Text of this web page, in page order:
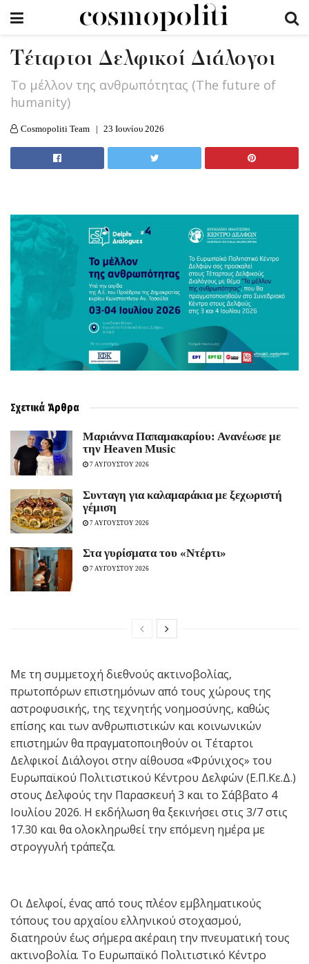
Tέταρτοι Δελφικοί Διάλογοι
Το μέλλον της ανθρωπότητας (The future of
humanity)
Cosmopoliti Team 23 Ιουνίου 2026
Σχετικά Άρθρα
Μαριάννα Παπαμακαρίου: Ανανέωσε με
την Heaven Music
7 ΑΥΓΟΥΣΤΟΥ 2026
Συνταγη για καλαμαράκια με ξεχωριστή
γέμιση
7 ΑΥΓΟΥΣΤΟΥ 2026
Στα γυρίσματα του «Ντέρτι»
7 ΑΥΓΟΥΣΤΟΥ 2026
Με τη συμμετοχή διεθνούς ακτινοβολίας,
πρωτοπόρων επιστημόνων από τους χώρους της
αστροφυσικής, της τεχνητής νοημοσύνης, καθώς
επίσης και των ανθρωπιστικών και κοινωνικών
επιστημών θα πραγματοποιηθούν οι Τέταρτοι
Δελφικοί Διάλογοι στην αίθουσα «Φρύνιχος» του
Ευρωπαϊκού Πολιτιστικού Κέντρου Δελφών (Ε.Π.Κε.Δ.)
στους Δελφούς την Παρασκευή 3 και το Σάββατο 4
Ιουλίου 2026. Η εκδήλωση θα ξεκινήσει στις 3/7 στις
17.30 και θα ολοκληρωθεί την επόμενη ημέρα με
στρογγυλή τράπεζα.
Οι Δελφοί, ένας από τους πλέον εμβληματικούς
τόπους του αρχαίου ελληνικού στοχασμού,
διατηρούν έως σήμερα ακέραιη την πνευματική τους
ακτινοβολία. Το Ευρωπαϊκό Πολιτιστικό Κέντρο